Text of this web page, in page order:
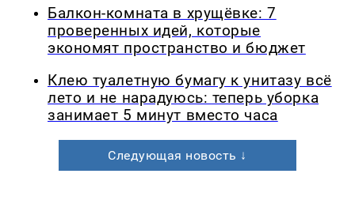
Балкон-комната в хрущёвке: 7
проверенных идей, которые
экономят пространство и бюджет
Клею туалетную бумагу к унитазу всё
лето и не нарадуюсь: теперь уборка
занимает 5 минут вместо часа
Следующая новость ↓